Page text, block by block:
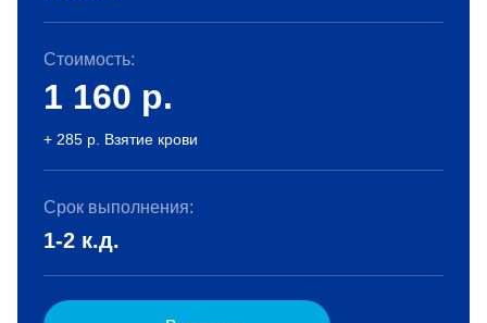
Стоимость:
1 160 р.
+ 285 р. Взятие крови
Срок выполнения:
1-2 к.д.